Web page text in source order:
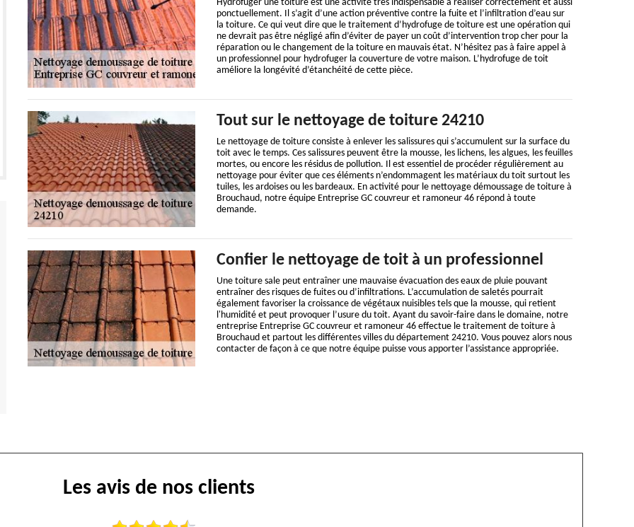
Hydrofuger une toiture est une activité très indispensable à réaliser correctement et aussi
ponctuellement. Il s’agit d’une action préventive contre la fuite et l’infiltration d’eau sur
la toiture. Ce qui veut dire que le traitement d’hydrofuge de toiture est une opération qui
ne devrait pas être négligé afin d’éviter de payer un coût d’intervention trop cher pour la
réparation ou le changement de la toiture en mauvais état. N’hésitez pas à faire appel à
un professionnel pour hydrofuger la couverture de votre maison. L’hydrofuge de toit
améliore la longévité d’étanchéité de cette pièce.
Tout sur le nettoyage de toiture 24210
Le nettoyage de toiture consiste à enlever les salissures qui s’accumulent sur la surface du
toit avec le temps. Ces salissures peuvent être la mousse, les lichens, les algues, les feuilles
mortes, ou encore les résidus de pollution. Il est essentiel de procéder régulièrement au
nettoyage pour éviter que ces éléments n’endommagent les matériaux du toit surtout les
tuiles, les ardoises ou les bardeaux. En activité pour le nettoyage démoussage de toiture à
Brouchaud, notre équipe Entreprise GC couvreur et ramoneur 46 répond à toute
demande.
Confier le nettoyage de toit à un professionnel
Une toiture sale peut entraîner une mauvaise évacuation des eaux de pluie pouvant
entraîner des risques de fuites ou d’infiltrations. L’accumulation de saletés pourrait
également favoriser la croissance de végétaux nuisibles tels que la mousse, qui retient
l'humidité et peut provoquer l’usure du toit. Ayant du savoir-faire dans le domaine, notre
entreprise Entreprise GC couvreur et ramoneur 46 effectue le traitement de toiture à
Brouchaud et partout les différentes villes du département 24210. Vous pouvez alors nous
contacter de façon à ce que notre équipe puisse vous apporter l’assistance appropriée.
Les avis de nos clients